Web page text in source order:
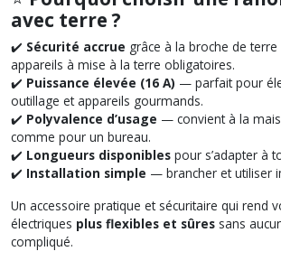
avec terre ?
✔️ Sécurité accrue grâce à la broche de
appareils à mise à la terre obligatoires.
✔️ Puissance élevée (16 A) — parfait pour
outillage et appareils gourmands.
✔️ Polyvalence d’usage — convient à la
comme pour un bureau.
✔️ Longueurs disponibles pour s’adapter à
✔️ Installation simple — brancher et utiliser
Un accessoire pratique et sécuritaire qui rend
électriques plus flexibles et sûres sans
compliqué.